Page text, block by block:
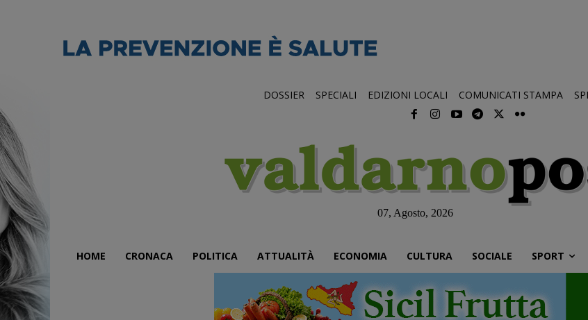
DOSSIER SPECIALI EDIZIONI LOCALI COMUNICATI STAMPA
07, Agosto, 2026
HOME CRONACA POLITICA ATTUALITÀ ECONOMIA CULTURA SOCIALE SPORT